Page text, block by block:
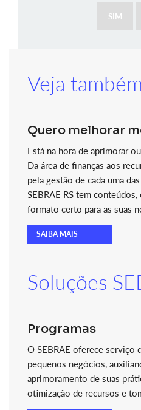
SIM
Veja também
Quero melhorar
Está na hora de aprimorar
Da área de finanças aos
pela gestão de cada uma
SEBRAE RS tem
formato certo para as suas
SAIBA MAIS
Soluções
Programas
O SEBRAE oferece serviço
pequenos negócios,
aprimoramento de suas
otimização de recursos e